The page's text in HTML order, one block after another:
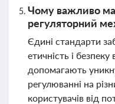
Чому важливо
регуляторний
Єдині стандарти
етичність і
допомагають
регулюванні на
користувачів від